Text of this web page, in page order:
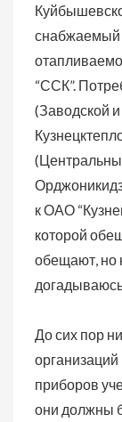
снабжаемый
“ССК”.
(Заводской
к ОАО
которой
обещают, но
До сих пор
приборов
они должны